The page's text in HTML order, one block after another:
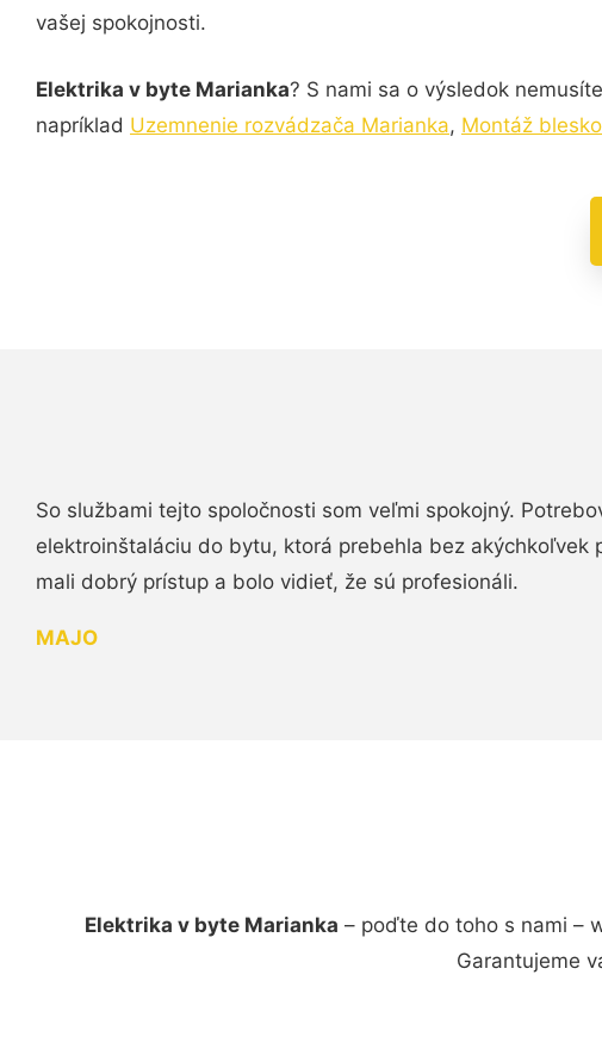
vašej spokojnosti.
Elektrika v byte Marianka? S nami sa o výsledok
napríklad Uzemnenie rozvádzača Marianka, Montáž
So službami tejto spoločnosti som veľmi spokojný.
elektroinštaláciu do bytu, ktorá prebehla bez akýchkoľvek
mali dobrý prístup a bolo vidieť, že sú profesionáli.
MAJO
Elektrika v byte Marianka – poďte do toho s nami –
Garantujeme